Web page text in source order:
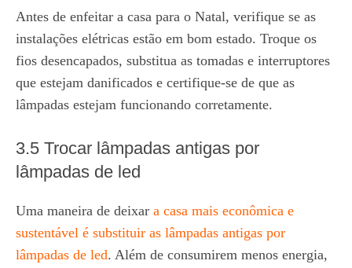
Antes de enfeitar a casa para o Natal, verifique se as
instalações elétricas estão em bom estado. Troque os
fios desencapados, substitua as tomadas e interruptores
que estejam danificados e certifique-se de que as
lâmpadas estejam funcionando corretamente.
3.5 Trocar lâmpadas antigas por
lâmpadas de led
Uma maneira de deixar a casa mais econômica e
sustentável é substituir as lâmpadas antigas por
lâmpadas de led. Além de consumirem menos energia,